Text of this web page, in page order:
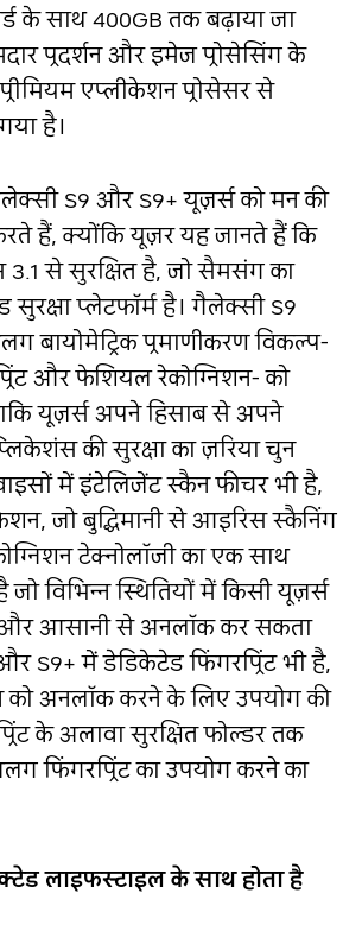
के साथ 400GB तक बढ़ाया जा
प्रदर्शन और इमेज प्रोसेसिंग के
एप्‍लीकेशन प्रोसेसर से
है।
S9 और S9+ यूज़र्स को मन की
हैं, क्‍योंकि यूज़र यह जानते हैं कि
3.1 से सुरक्षित है, जो सैमसंग का
सुरक्षा प्‍लेटफॉर्म है। गैलेक्सी S9
बायोमेट्रिक प्रमाणीकरण विकल्‍प-
और फेशियल रेकोग्निशन- को
यूज़र्स अपने हिसाब से अपने
की सुरक्षा का ज़रिया चुन
में इंटेलिजेंट स्‍कैन फीचर भी है,
जो बुद्धिमानी से आइरिस स्कैनिंग
टेक्‍नोलॉजी का एक साथ
विभिन्न स्थितियों में किसी यूज़र्स
और आसानी से अनलॉक कर सकता
S9+ में डेडिके‍टेड फिंगरप्रिंट भी है,
को अनलॉक करने के लिए उपयोग की
के अलावा सुरक्षित फोल्‍डर तक
फिंगरप्रिंट का उपयोग करने का
लाइफस्टाइल के साथ होता है